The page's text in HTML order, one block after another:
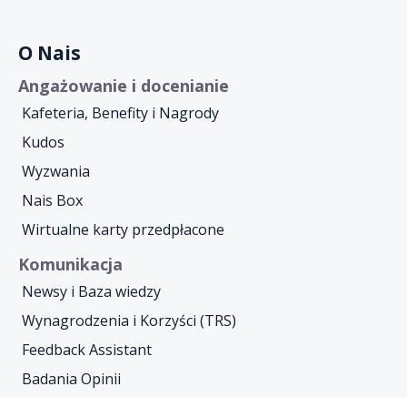
O Nais
Angażowanie i docenianie
Kafeteria, Benefity i Nagrody
Kudos
Wyzwania
Nais Box
Wirtualne karty przedpłacone
Komunikacja
Newsy i Baza wiedzy
Wynagrodzenia i Korzyści (TRS)
Feedback Assistant
Badania Opinii